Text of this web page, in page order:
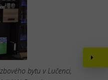
bytu v Lučenci,